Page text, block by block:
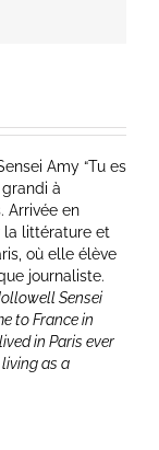
Amy “Tu es
à
Arrivée en
la littérature et
où elle élève
journaliste.
Sensei
to France in
in Paris ever
as a